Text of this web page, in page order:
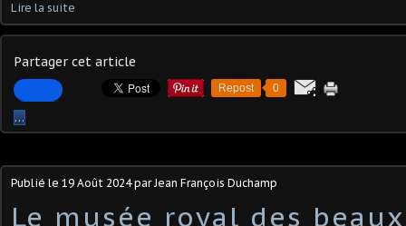
Lire la suite
Partager cet article
Repost 0
…
Publié le 19 Août 2024par Jean François Duchamp
Le musée royal des